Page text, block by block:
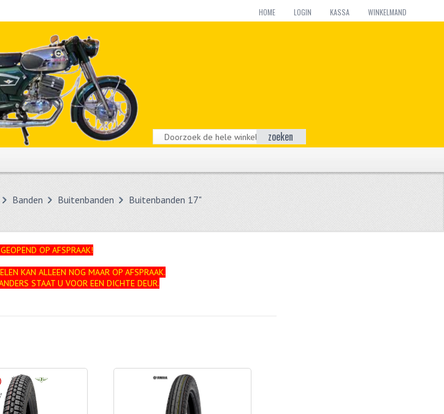
HOME LOGIN KASSA WINKELMAND
zoeken
Banden Buitenbanden Buitenbanden 17"
OP AFSPRAAK!
KAN ALLEEN NOG MAAR OP AFSPRAAK.
STAAT U VOOR EEN DICHTE DEUR.